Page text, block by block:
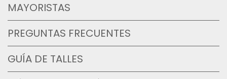
MAYORISTAS
PREGUNTAS FRECUENTES
GUÍA DE TALLES